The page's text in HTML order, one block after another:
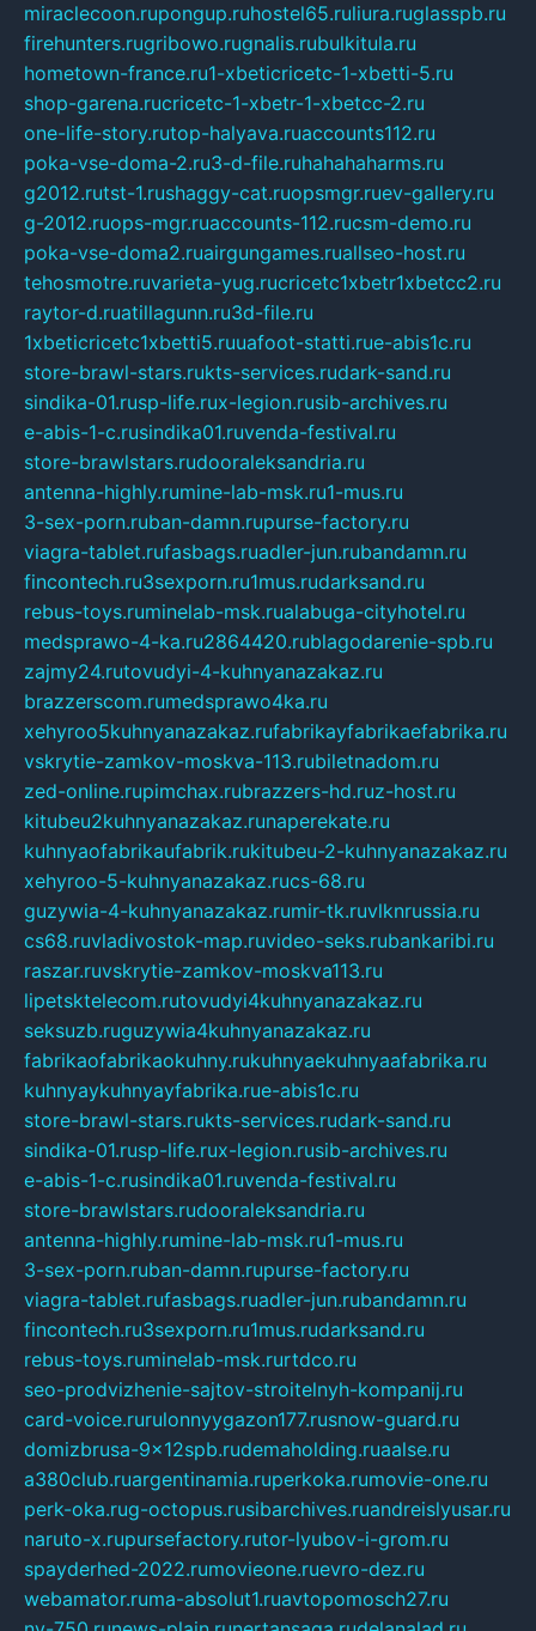
miraclecoon.rupongup.ruhostel65.ruliura.ruglasspb.ru
firehunters.rugribowo.rugnalis.rubulkitula.ru
hometown-france.ru1-xbeticricetc-1-xbetti-5.ru
shop-garena.rucricetc-1-xbetr-1-xbetcc-2.ru
one-life-story.rutop-halyava.ruaccounts112.ru
poka-vse-doma-2.ru3-d-file.ruhahahaharms.ru
g2012.rutst-1.rushaggy-cat.ruopsmgr.ruev-gallery.ru
g-2012.ruops-mgr.ruaccounts-112.rucsm-demo.ru
poka-vse-doma2.ruairgungames.ruallseo-host.ru
tehosmotre.ruvarieta-yug.rucricetc1xbetr1xbetcc2.ru
raytor-d.ruatillagunn.ru3d-file.ru
1xbeticricetc1xbetti5.ruuafoot-statti.rue-abis1c.ru
store-brawl-stars.rukts-services.rudark-sand.ru
sindika-01.rusp-life.rux-legion.rusib-archives.ru
e-abis-1-c.rusindika01.ruvenda-festival.ru
store-brawlstars.rudooraleksandria.ru
antenna-highly.rumine-lab-msk.ru1-mus.ru
3-sex-porn.ruban-damn.rupurse-factory.ru
viagra-tablet.rufasbags.ruadler-jun.rubandamn.ru
fincontech.ru3sexporn.ru1mus.rudarksand.ru
rebus-toys.ruminelab-msk.rualabuga-cityhotel.ru
medsprawo-4-ka.ru2864420.rublagodarenie-spb.ru
zajmy24.rutovudyi-4-kuhnyanazakaz.ru
brazzerscom.rumedsprawo4ka.ru
xehyroo5kuhnyanazakaz.rufabrikayfabrikaefabrika.ru
vskrytie-zamkov-moskva-113.rubiletnadom.ru
zed-online.rupimchax.rubrazzers-hd.ruz-host.ru
kitubeu2kuhnyanazakaz.runaperekate.ru
kuhnyaofabrikaufabrik.rukitubeu-2-kuhnyanazakaz.ru
xehyroo-5-kuhnyanazakaz.rucs-68.ru
guzywia-4-kuhnyanazakaz.rumir-tk.ruvlknrussia.ru
cs68.ruvladivostok-map.ruvideo-seks.rubankaribi.ru
raszar.ruvskrytie-zamkov-moskva113.ru
lipetsktelecom.rutovudyi4kuhnyanazakaz.ru
seksuzb.ruguzywia4kuhnyanazakaz.ru
fabrikaofabrikaokuhny.rukuhnyaekuhnyaafabrika.ru
kuhnyaykuhnyayfabrika.rue-abis1c.ru
store-brawl-stars.rukts-services.rudark-sand.ru
sindika-01.rusp-life.rux-legion.rusib-archives.ru
e-abis-1-c.rusindika01.ruvenda-festival.ru
store-brawlstars.rudooraleksandria.ru
antenna-highly.rumine-lab-msk.ru1-mus.ru
3-sex-porn.ruban-damn.rupurse-factory.ru
viagra-tablet.rufasbags.ruadler-jun.rubandamn.ru
fincontech.ru3sexporn.ru1mus.rudarksand.ru
rebus-toys.ruminelab-msk.rurtdco.ru
seo-prodvizhenie-sajtov-stroitelnyh-kompanij.ru
card-voice.rurulonnyygazon177.rusnow-guard.ru
domizbrusa-9x12spb.rudemaholding.ruaalse.ru
a380club.ruargentinamia.ruperkoka.rumovie-one.ru
perk-oka.rug-octopus.rusibarchives.ruandreislyusar.ru
naruto-x.rupursefactory.rutor-lyubov-i-grom.ru
spayderhed-2022.rumovieone.ruevro-dez.ru
webamator.ruma-absolut1.ruavtopomosch27.ru